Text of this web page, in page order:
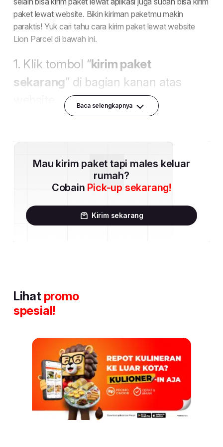
Baca selengkapnya
Mau kirim paket tapi males keluar
rumah?
Cobain Pick-up sekarang!
Kirim sekarang
Lihat promo
spesial!